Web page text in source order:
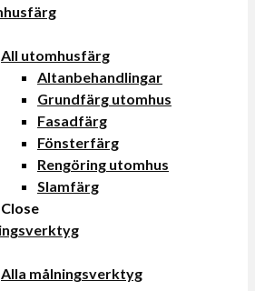
All utomhusfärg
Altanbehandlingar
Grundfärg utomhus
Fasadfärg
Fönsterfärg
Rengöring utomhus
Slamfärg
Close
Alla målningsverktyg